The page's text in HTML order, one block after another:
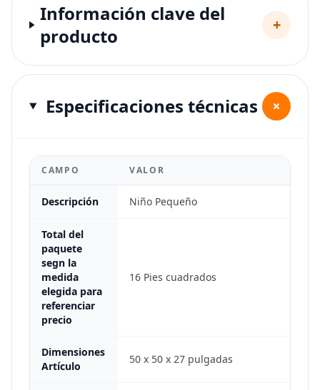
Información clave del
producto
+
Especificaciones técnicas +
CAMPO VALOR
Descripción Niño Pequeño
Total del
paquete
segn la
medida
elegida para
referenciar
precio
16 Pies cuadrados
Dimensiones
Artículo
50 x 50 x 27 pulgadas